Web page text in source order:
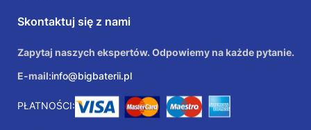
Skontaktuj się z nami
Zapytaj naszych ekspertów. Odpowiemy na każde pytanie.
E-mail:info@bigbaterii.pl
PŁATNOŚCI: